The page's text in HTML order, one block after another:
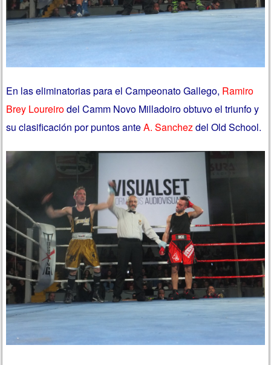
En las eliminatorias para el Campeonato Gallego, Ramiro
Brey Loureirodel Camm Novo Milladoiro obtuvo el triunfo y
su clasificación por puntos anteA. Sanchez del Old School.